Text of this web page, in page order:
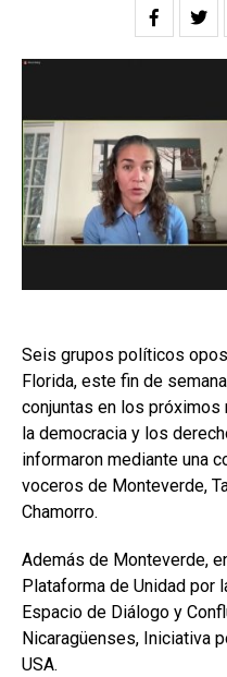
Seis grupos políticos
Florida, este fin de
conjuntas en los
la democracia y los
informaron mediante una
voceros de Monteverde,
Chamorro.
Además de Monteverde,
Plataforma de Unidad por
Espacio de Diálogo y
Nicaragüenses, Iniciativa
USA.